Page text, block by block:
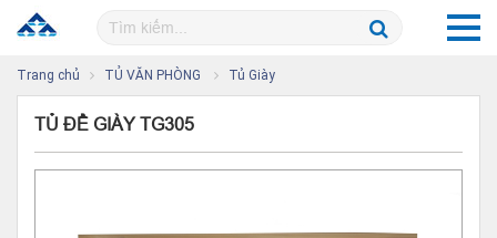
Trang chủ TỦ VĂN PHÒNG Tủ Giày
TỦ ĐỂ GIÀY TG305